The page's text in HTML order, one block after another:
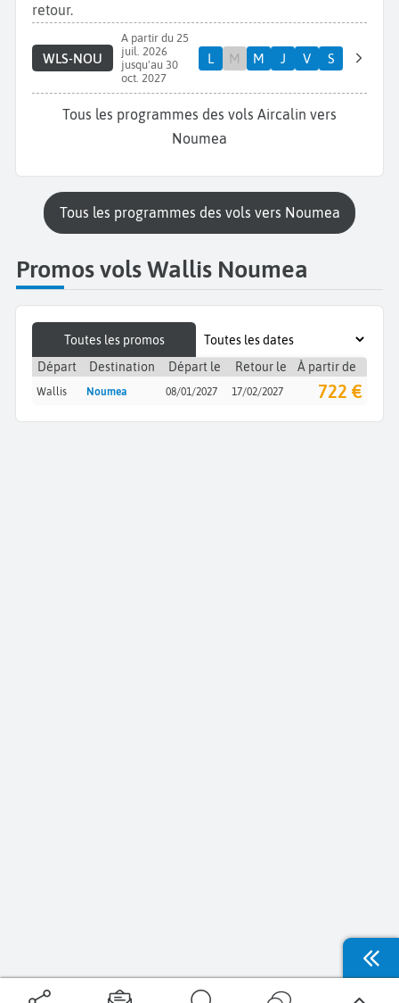
retour.
WLS-NOU
A partir du 25
juil. 2026
jusqu'au 30
oct. 2027
L M M J V S
Tous les programmes des vols Aircalin vers
Noumea
Tous les programmes des vols vers Noumea
Promos vols Wallis Noumea
Toutes les promos
Départ
Destination Départ le Retour le À partir de
Wallis Noumea 08/01/2027 17/02/2027 722 €